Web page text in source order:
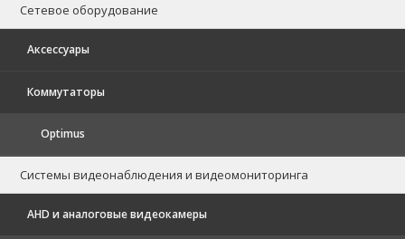
Сетевое оборудование
Аксессуары
Коммутаторы
Optimus
Системы видеонаблюдения и видеомониторинга
AHD и аналоговые видеокамеры